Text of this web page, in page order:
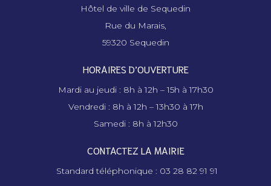
Hôtel de ville de Sequedin
Rue du Marais,
59320 Sequedin
HORAIRES D’OUVERTURE
Mardi au jeudi : 8h à 12h – 15h à 17h30
Vendredi : 8h à 12h – 13h30 à 17h
Samedi : 8h à 12h30
CONTACTEZ LA MAIRIE
Standard téléphonique : 03 28 82 91 91